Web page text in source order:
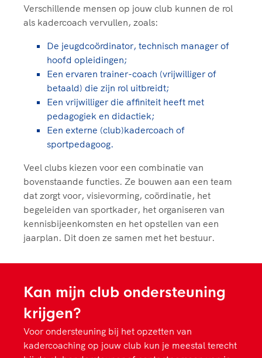
Verschillende mensen op jouw club kunnen de rol
als kadercoach vervullen, zoals:
De jeugdcoördinator, technisch manager of
hoofd opleidingen;
Een ervaren trainer-coach (vrijwilliger of
betaald) die zijn rol uitbreidt;
Een vrijwilliger die affiniteit heeft met
pedagogiek en didactiek;
Een externe (club)kadercoach of
sportpedagoog.
Veel clubs kiezen voor een combinatie van
bovenstaande functies. Ze bouwen aan een team
dat zorgt voor, visievorming, coördinatie, het
begeleiden van sportkader, het organiseren van
kennisbijeenkomsten en het opstellen van een
jaarplan. Dit doen ze samen met het bestuur.
Kan mijn club ondersteuning
krijgen?
Voor ondersteuning bij het opzetten van
kadercoaching op jouw club kun je meestal terecht